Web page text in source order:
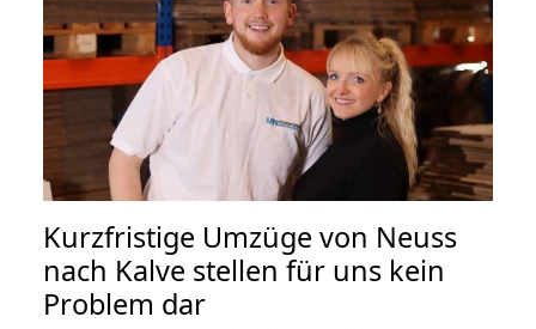
Kurzfristige Umzüge von Neuss
nach Kalve stellen für uns kein
Problem dar